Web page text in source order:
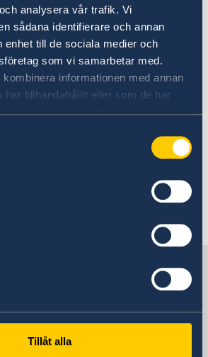
analysera vår trafik. Vi
sådana identifierare och annan
enhet till de sociala medier och
som vi samarbetar med.
informationen med annan
har tillhandahållit eller som de har
använt deras tjänster.
Tillåt alla
och reseinformation
ärstora områden
och gränserna mellan
Armenien alltjämt stängda.
bör iakttas i anslutning till
kan av polisen anmodas
man som resenär bör ha